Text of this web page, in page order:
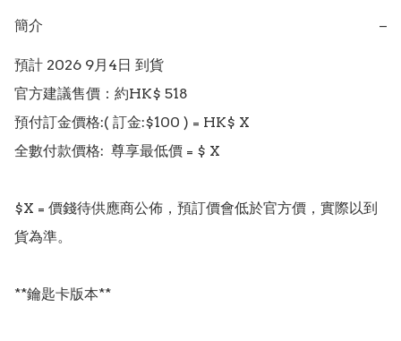
簡介 −
預計 2026 9月4日 到貨
官方建議售價：約HK$ 518
預付訂金價格:( 訂金:$100 ) = HK$ X
全數付款價格:  尊享最低價 = $ X
$X = 價錢待供應商公佈，預訂價會低於官方價，實際以到
貨為準。
**鑰匙卡版本**